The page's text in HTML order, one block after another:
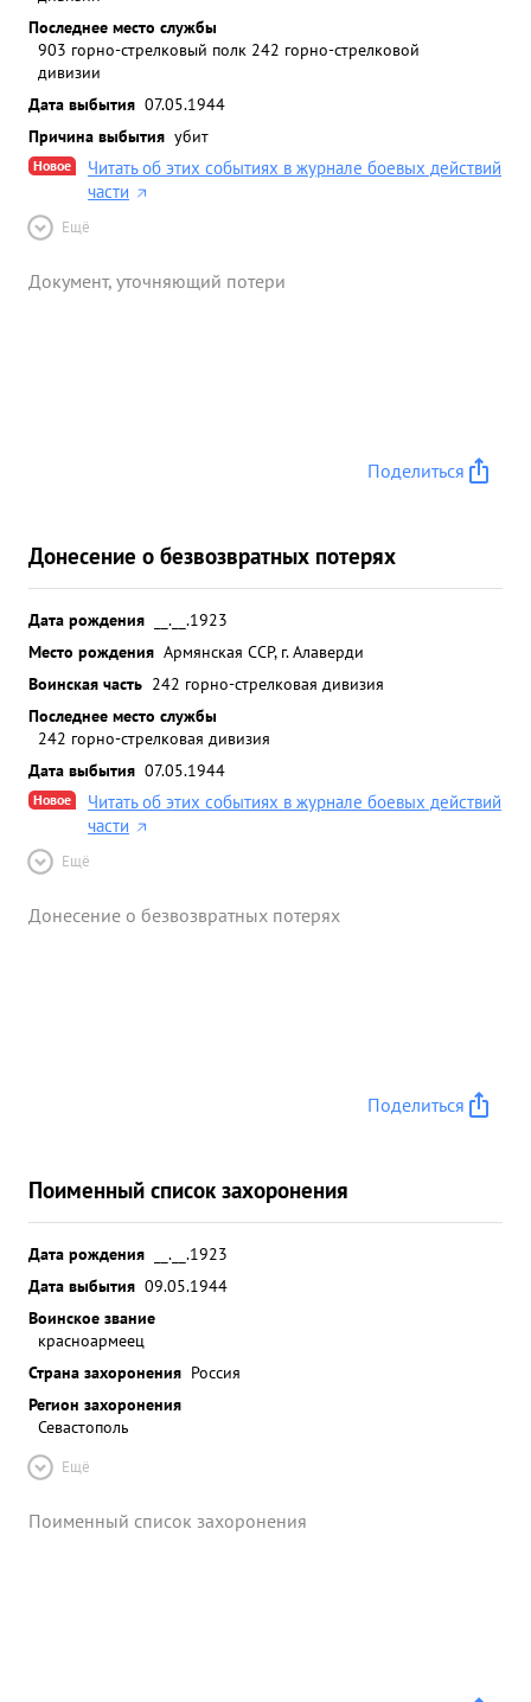
Последнее место службы
903 горно-стрелковый полк 242 горно-стрелковой
дивизии
Дата выбытия 07.05.1944
Причина выбытия убит
Новое
Читать об этих событиях в журнале боевых действий
части
Ещё
Документ, уточняющий потери
Поделиться
Донесение о безвозвратных потерях
Дата рождения
__.__.1923
Место рождения Армянская ССР, г. Алаверди
Воинская часть 242 горно-стрелковая дивизия
Последнее место службы
242 горно-стрелковая дивизия
Дата выбытия 07.05.1944
Новое
Читать об этих событиях в журнале боевых действий
части
Ещё
Донесение о безвозвратных потерях
Поделиться
Поименный список захоронения
Дата рождения
__.__.1923
Дата выбытия 09.05.1944
Воинское звание
красноармеец
Страна захоронения Россия
Регион захоронения
Севастополь
Ещё
Поименный список захоронения